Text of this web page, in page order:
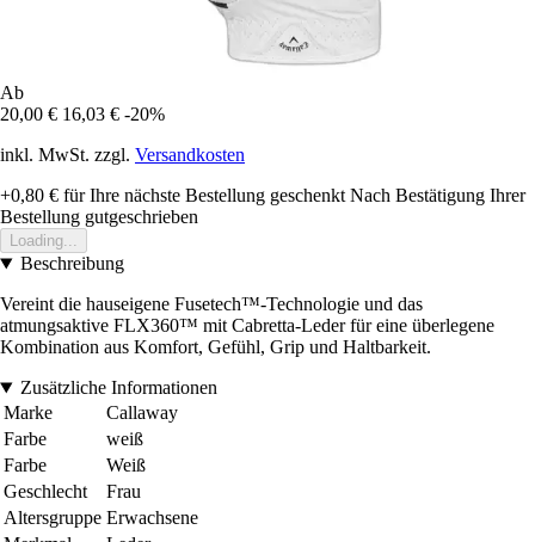
Ab
20,00 € 16,03 € -20%
inkl. MwSt. zzgl. Versandkosten
+0,80 € für Ihre nächste Bestellung geschenkt Nach Bestätigung Ihrer
Bestellung gutgeschrieben
Loading...
Beschreibung
Vereint die hauseigene Fusetech™-Technologie und das
atmungsaktive FLX360™ mit Cabretta-Leder für eine überlegene
Kombination aus Komfort, Gefühl, Grip und Haltbarkeit.
Zusätzliche Informationen
Marke
Callaway
Farbe
weiß
Farbe
Weiß
Geschlecht
Frau
Altersgruppe Erwachsene